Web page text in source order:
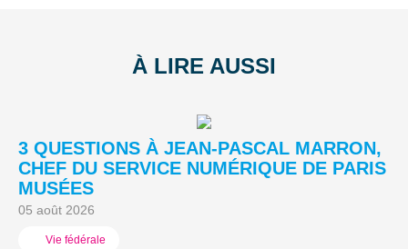
À LIRE AUSSI
3 QUESTIONS À JEAN-PASCAL MARRON,
CHEF DU SERVICE NUMÉRIQUE DE PARIS
MUSÉES
05 août 2026
Vie fédérale